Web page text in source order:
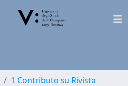
1 Contributo su Rivista